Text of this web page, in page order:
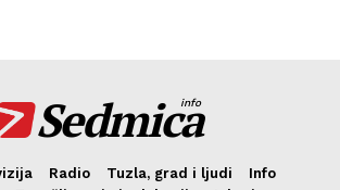
Sedmica
info
Radio Tuzla, grad i ljudi
Info